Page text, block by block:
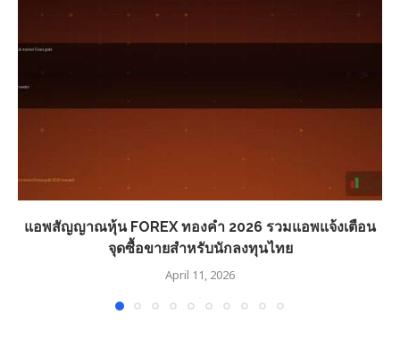
แอพสัญญาณหุ้น FOREX ทองคำ 2026 รวมแอพแจ้งเตือน
จุดซื้อขายสำหรับนักลงทุนไทย
April 11, 2026